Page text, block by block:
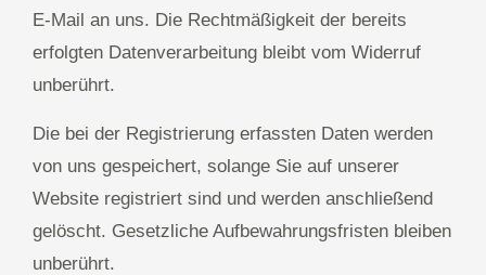
E-Mail an uns. Die Rechtmäßigkeit der bereits
erfolgten Datenverarbeitung bleibt vom Widerruf
unberührt.
Die bei der Registrierung erfassten Daten werden
von uns gespeichert, solange Sie auf unserer
Website registriert sind und werden anschließend
gelöscht. Gesetzliche Aufbewahrungsfristen bleiben
unberührt.